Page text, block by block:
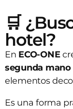
🛒
hotel?
En ECO-ONE
segunda
elementos
Es una forma